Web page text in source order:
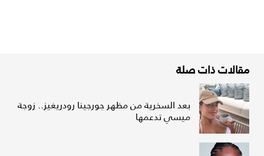
مقالات ذات صلة
بعد السخرية من مظهر جورجينا رودريغيز.. زوجة
ميسي تدعمها